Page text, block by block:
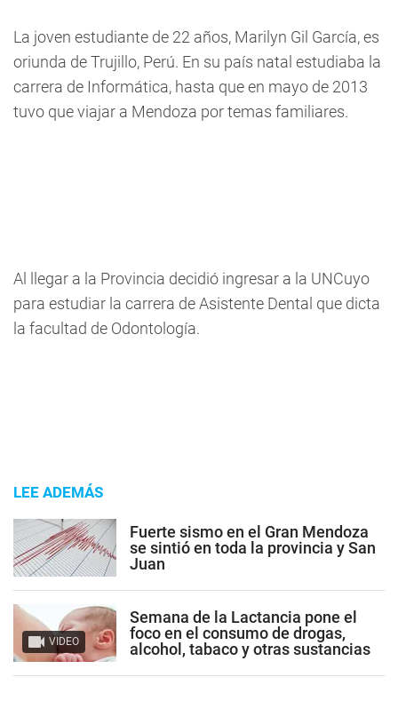
La joven estudiante de 22 años, Marilyn Gil García, es
oriunda de Trujillo, Perú. En su país natal estudiaba la
carrera de Informática, hasta que en mayo de 2013
tuvo que viajar a Mendoza por temas familiares.
Al llegar a la Provincia decidió ingresar a la UNCuyo
para estudiar la carrera de Asistente Dental que dicta
la facultad de Odontología.
LEE ADEMÁS
Fuerte sismo en el Gran Mendoza
se sintió en toda la provincia y San
Juan
VIDEO
Semana de la Lactancia pone el
foco en el consumo de drogas,
alcohol, tabaco y otras sustancias